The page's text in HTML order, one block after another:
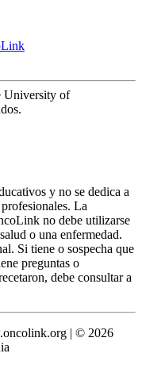
University of
y no se dedica a
La
no debe utilizarse
o una enfermedad.
Si tiene o sospecha que
preguntas o
debe consultar a
| © 2026